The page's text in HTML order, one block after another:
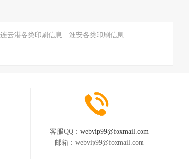
连云港各类印刷信息
淮安各类印刷信息
客服QQ： webvip99@foxmail.com
邮箱： webvip99@foxmail.com